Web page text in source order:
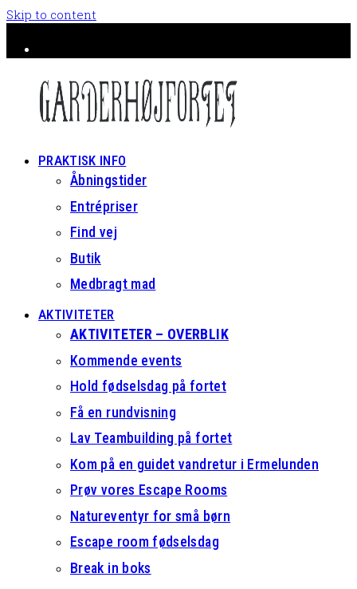
Skip to content
PRAKTISK INFO
Åbningstider
Entrépriser
Find vej
Butik
Medbragt mad
AKTIVITETER
AKTIVITETER – OVERBLIK
Kommende events
Hold fødselsdag på fortet
Få en rundvisning
Lav Teambuilding på fortet
Kom på en guidet vandretur i Ermelunden
Prøv vores Escape Rooms
Natureventyr for små børn
Escape room fødselsdag
Break in boks